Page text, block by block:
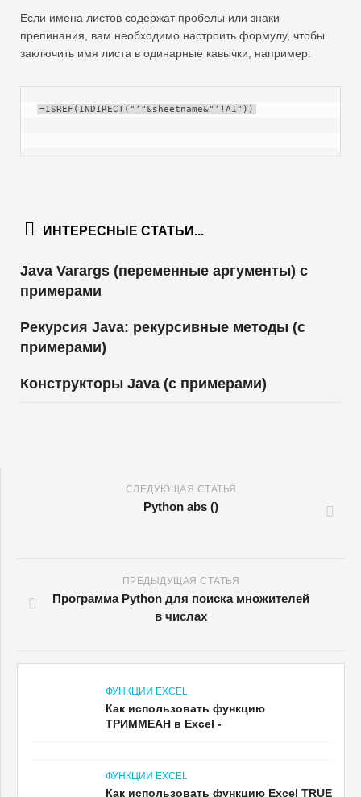
Если имена листов содержат пробелы или знаки
препинания, вам необходимо настроить формулу, чтобы
заключить имя листа в одинарные кавычки, например:
=ISREF(INDIRECT("'"&sheetname&"'!A1"))
ИНТЕРЕСНЫЕ СТАТЬИ...
Java Varargs (переменные аргументы) с
примерами
Рекурсия Java: рекурсивные методы (с
примерами)
Конструкторы Java (с примерами)
СЛЕДУЮЩАЯ СТАТЬЯ
Python abs ()
ПРЕДЫДУЩАЯ СТАТЬЯ
Программа Python для поиска множителей
в числах
ФУНКЦИИ EXCEL
Как использовать функцию
ТРИММЕАН в Excel -
ФУНКЦИИ EXCEL
Как использовать функцию Excel TRUE